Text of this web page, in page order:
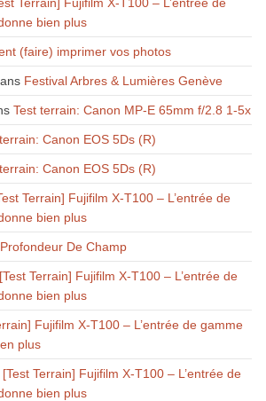
bien plus
(faire) imprimer vos photos
Festival Arbres & Lumières Genève
Test terrain: Canon MP-E 65mm f/2.8 1-5x
Canon EOS 5Ds (R)
Canon EOS 5Ds (R)
Terrain] Fujifilm X-T100 – L’entrée de
bien plus
De Champ
[Test Terrain] Fujifilm X-T100 – L’entrée de
bien plus
Fujifilm X-T100 – L’entrée de gamme
plus
[Test Terrain] Fujifilm X-T100 – L’entrée de
bien plus